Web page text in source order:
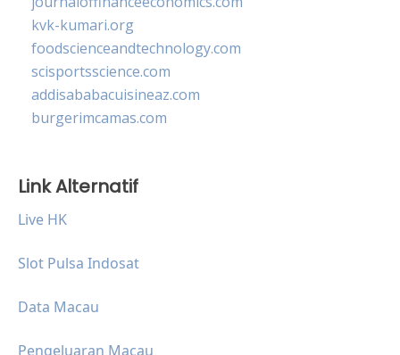
kvk-kumari.org
foodscienceandtechnology.com
scisportsscience.com
addisababacuisineaz.com
burgerimcamas.com
Link Alternatif
Live HK
Slot Pulsa Indosat
Data Macau
Pengeluaran Macau